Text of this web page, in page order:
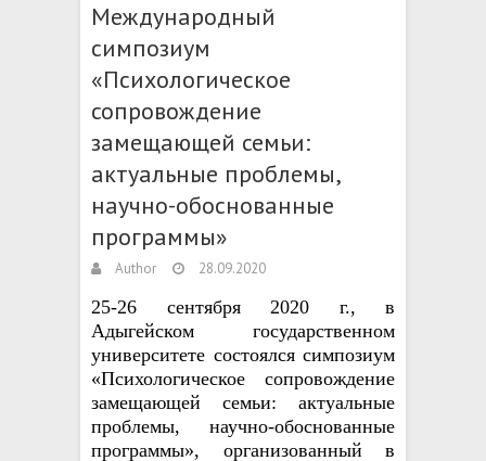
Международный
симпозиум
«Психологическое
сопровождение
замещающей семьи:
актуальные проблемы,
научно-обоснованные
программы»
Author 28.09.2020
25-26 сентября 2020 г., в
Адыгейском государственном
университете состоялся симпозиум
«Психологическое сопровождение
замещающей семьи: актуальные
проблемы, научно-обоснованные
программы», организованный в